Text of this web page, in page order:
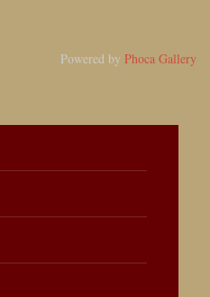
Powered by Phoca Gallery